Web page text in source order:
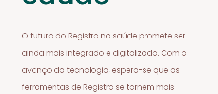
O futuro do Registro na saúde promete ser
ainda mais integrado e digitalizado. Com o
avanço da tecnologia, espera-se que as
ferramentas de Registro se tornem mais